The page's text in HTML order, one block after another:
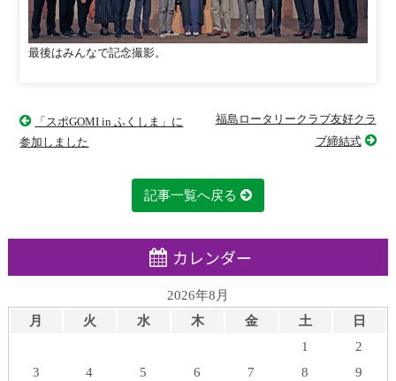
最後はみんなで記念撮影。
「スポGOMI in ふくしま」に
参加しました
福島ロータリークラブ友好クラ
ブ締結式
記事一覧へ戻る
カレンダー
2026年8月
月
火 水 木 金 土 日
1
2
3
4 5 6 7 8
9